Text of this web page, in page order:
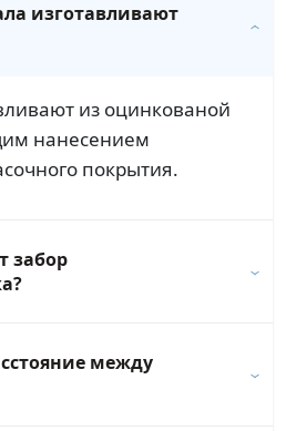
изготавливают
из оцинкованой
нанесением
покрытия.
забор
между